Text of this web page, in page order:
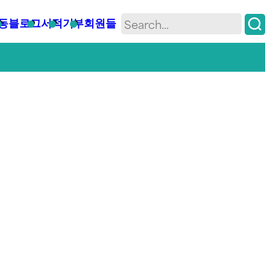
블로그서적기부회원들